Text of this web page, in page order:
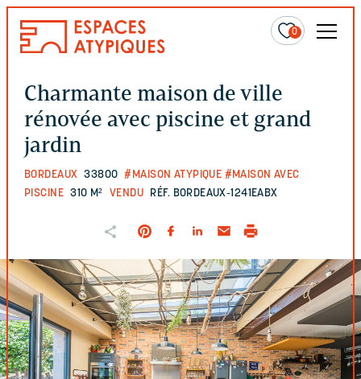
0
Charmante maison de ville
rénovée avec piscine et grand
jardin
BORDEAUX 33800 #MAISON ATYPIQUE #MAISON AVEC
PISCINE 310 M² VENDU RÉF. BORDEAUX-1241EABX